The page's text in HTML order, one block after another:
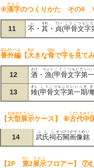
④漢字
かんじ
のつくりかた その4
11 不
ふ
・ 其
それ
・ 貞
てい
(甲骨文字
こうこつもじ
番外編
ばんがいへん
【大
おお
きな骨
ほね
で字
じ
を見
み
て
12 酒
さけ
・ 漁
りょう
(甲骨文字第
こうこつもじだいい
13 雉
きじ
(甲骨文字第一期
こうこつもじだいいっき
/
き
【大型展示
おおがたてんじ
ケース】 ⑥古代中
こだいちゅうご
14 武氏祠
ぶしし
石闕
せっけつ
画像銘
がぞうめい
【2F 第
だい
2展示
てんじ
フロアー】 ⑦